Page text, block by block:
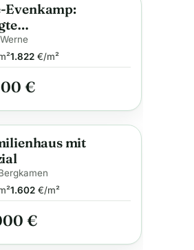
Evenkamp:
mit
Garage und Garten
1.822€/m²
€
mit
1.602€/m²
€